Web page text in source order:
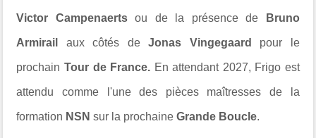
Victor Campenaertsou de la présence de Bruno
Armirail aux côtés deJonas Vingegaard pour le
prochain Tour de France. En attendant 2027, Frigo est
attendu comme l'une des pièces maîtresses de la
formation NSNsur la prochaineGrande Boucle.